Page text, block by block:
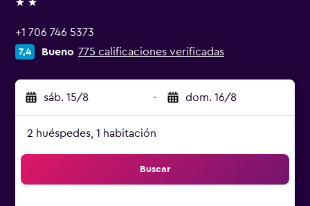
2 estrellas
+1 706 746 5373
7,4 Bueno 775 calificaciones verificadas
sáb. 15/8 - dom. 16/8
2 huéspedes, 1 habitación
Buscar